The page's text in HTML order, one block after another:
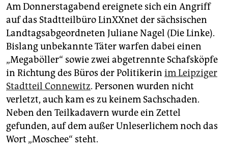
unterstützen
abo
genossenschaft
epaper login
Am Donnerstagabend ereignete sich ein Angriff
auf das Stadtteilbüro LinXXnet der sächsischen
Landtagsabgeordneten Juliane Nagel (Die Linke).
Bislang unbekannte Täter warfen dabei einen
„Megaböller“ sowie zwei abgetrennte Schafsköpfe
in Richtung des Büros der Politikerin im Leipziger
Stadtteil Connewitz. Personen wurden nicht
verletzt, auch kam es zu keinem Sachschaden.
Neben den Teilkadavern wurde ein Zettel
gefunden, auf dem außer Unleserlichem noch das
Wort „Moschee“ steht.